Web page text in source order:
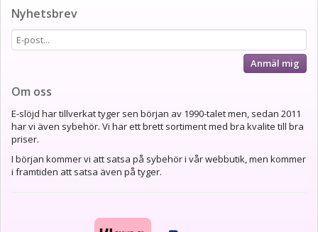
Nyhetsbrev
Anmäl mig
Om oss
E-slöjd har tillverkat tyger sen början av 1990-talet men, sedan 2011
har vi även sybehör. Vi har ett brett sortiment med bra kvalite till bra
priser.
I början kommer vi att satsa på sybehör i vår webbutik, men kommer
i framtiden att satsa även på tyger.